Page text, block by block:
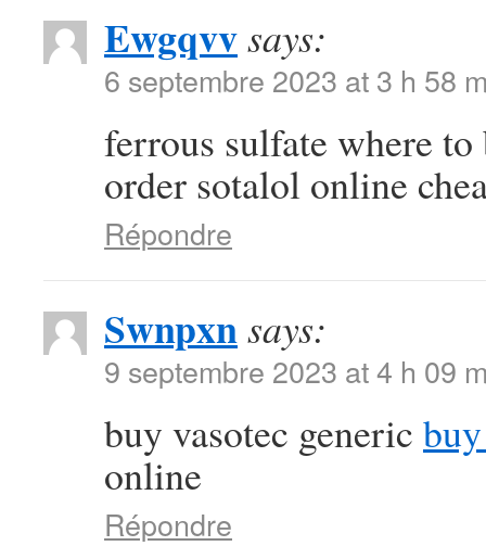
Ewgqvvsays:
6 septembre 2023 at 3 h 58
ferrous sulfate where
order sotalol online
Répondre
Swnpxnsays:
9 septembre 2023 at 4 h 09
buy vasotec generic
online
Répondre